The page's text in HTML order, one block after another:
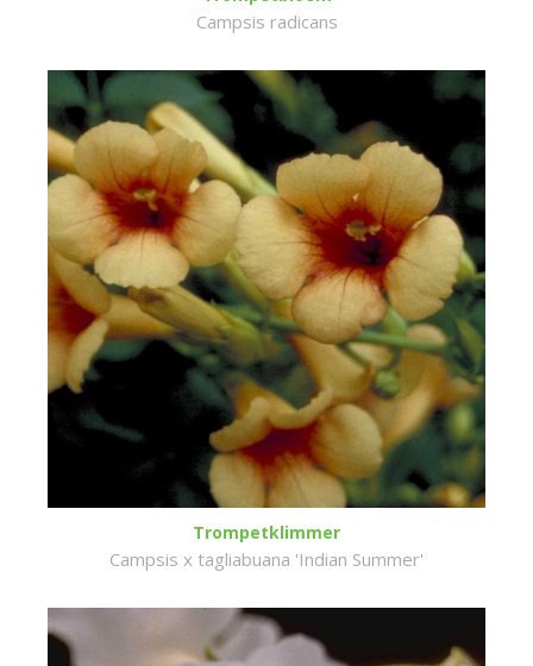
Campsis radicans
Trompetklimmer
Campsis x tagliabuana 'Indian Summer'